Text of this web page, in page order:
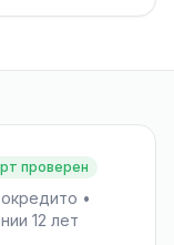
проверен
•
12 лет